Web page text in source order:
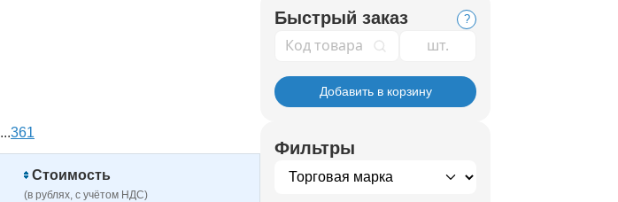
...361
Стоимость
(в рублях, с учётом НДС)
Быстрый заказ ?
Код товара
Добавить в корзину
Фильтры